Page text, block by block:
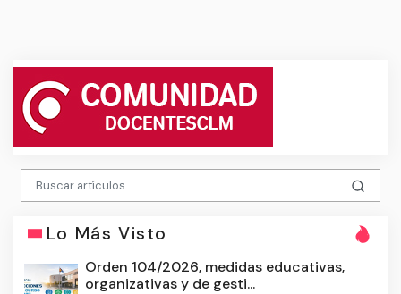
Lo Más Visto
Orden 104/2026, medidas educativas,
organizativas y de gesti...